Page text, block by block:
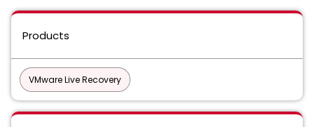
Products
VMware Live Recovery